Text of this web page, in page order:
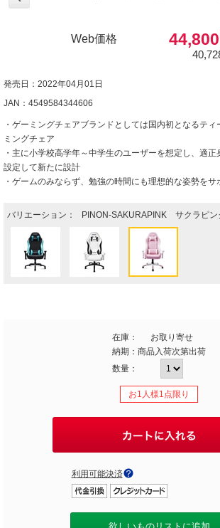
Web価格
発売日：2022年04月01日
JAN：4549584344606
・ゲーミングチェアブランドとしては国内初となるテ
ミングチェア
・主に小学校高学年～中学生のユーザーを想定し、適
設定して新たに設計
・ゲームのみならず、勉強の時間にも理想的な姿勢をサ
バリエーション： PINON-SAKURAPINK サクラピン
在庫：
お取り寄せ
納期： 商品入荷次第出荷
数量：
お1人様1点限り
利用可能決済